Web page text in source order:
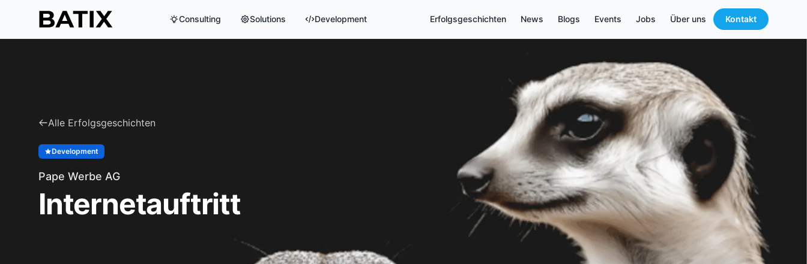
Consulting Solutions Development Erfolgsgeschichten News Blogs Events Jobs Über uns Kontakt
Alle Erfolgsgeschichten
Development
Pape Werbe AG
Internetauftritt